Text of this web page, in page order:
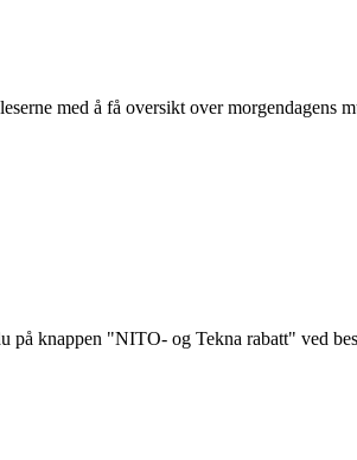
med å få oversikt over morgendagens
på knappen "NITO- og Tekna rabatt" ved